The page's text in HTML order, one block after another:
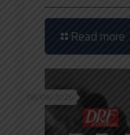
Read more
08/06/2026